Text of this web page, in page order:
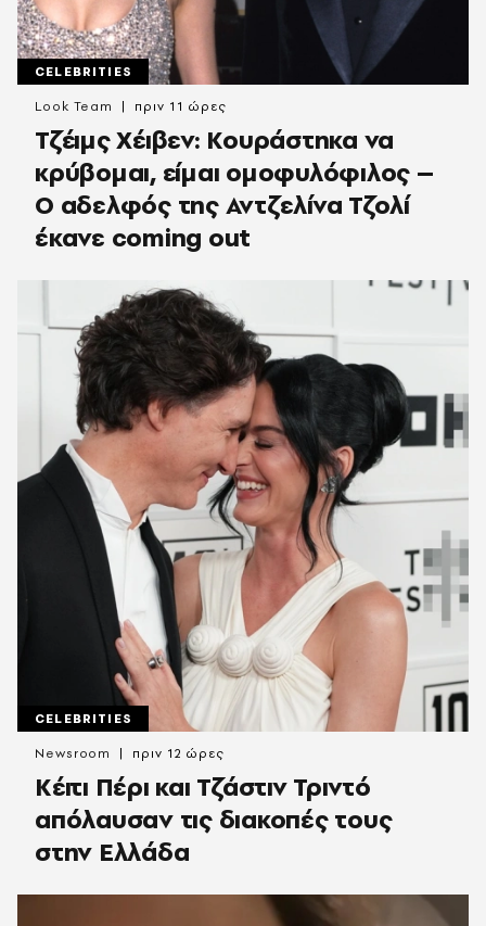
CELEBRITIES
Τζέιμς Χέιβεν: Κουράστηκα να
κρύβομαι, είμαι ομοφυλόφιλος –
Ο αδελφός της Αντζελίνα Τζολί
έκανε coming out
Look Team πριν 11 ώρες
CELEBRITIES
Κέιτι Πέρι και Τζάστιν Τριντό
απόλαυσαν τις διακοπές τους
στην Ελλάδα
Newsroom πριν 12 ώρες